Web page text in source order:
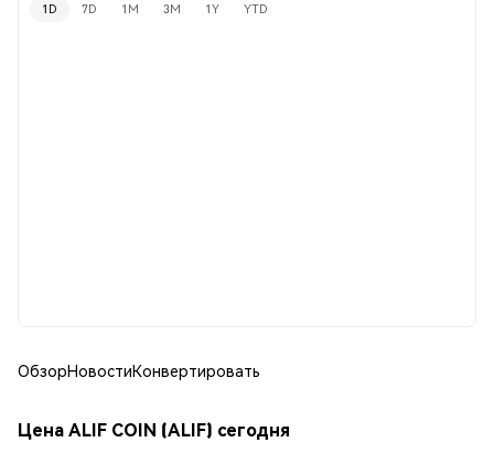
1D 7D 1M 3M 1Y YTD
ОбзорНовостиКонвертировать
Цена ALIF COIN (ALIF) сегодня